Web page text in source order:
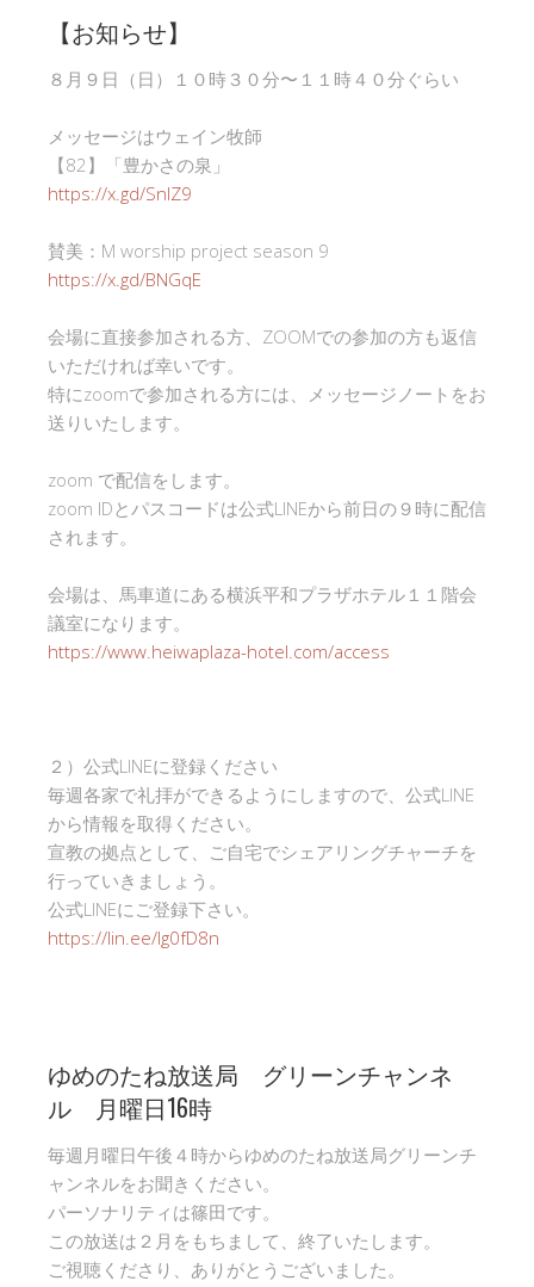
【お知らせ】
８月９日（日）１０時３０分〜１１時４０分ぐらい
メッセージはウェイン牧師
【82】「豊かさの泉」
https://x.gd/SnlZ9
賛美：M worship project season 9
https://x.gd/BNGqE
会場に直接参加される方、ZOOMでの参加の方も返信
いただければ幸いです。
特にzoomで参加される方には、メッセージノートをお
送りいたします。
zoom で配信をします。
zoom IDとパスコードは公式LINEから前日の９時に配信
されます。
会場は、馬車道にある横浜平和プラザホテル１１階会
議室になります。
https://www.heiwaplaza-hotel.com/access
２）公式LINEに登録ください
毎週各家で礼拝ができるようにしますので、公式LINE
から情報を取得ください。
宣教の拠点として、ご自宅でシェアリングチャーチを
行っていきましょう。
公式LINEにご登録下さい。
https://lin.ee/Ig0fD8n
ゆめのたね放送局 グリーンチャンネ
ル 月曜日16時
毎週月曜日午後４時からゆめのたね放送局グリーンチ
ャンネルをお聞きください。
パーソナリティは篠田です。
この放送は２月をもちまして、終了いたします。
ご視聴くださり、ありがとうございました。